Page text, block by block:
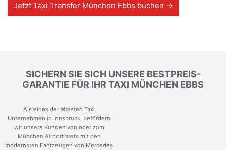
Jetzt Taxi Transfer München Ebbs buchen →
SICHERN SIE SICH UNSERE BESTPREIS-
GARANTIE FÜR IHR TAXI MÜNCHEN EBBS
Als eines der ältesten Taxi
Unternehmen in Innsbruck, befördern
wir unsere Kunden von oder zum
München Airport stets mit den
modernsten Fahrzeugen von Mercedes